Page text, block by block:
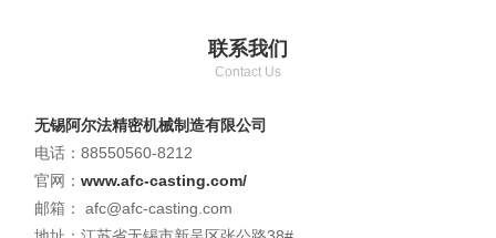
联系我们
Contact Us
无锡阿尔法精密机械制造有限公司
电话：88550560-8212
官网：www.afc-casting.com/
邮箱： afc@afc-casting.com